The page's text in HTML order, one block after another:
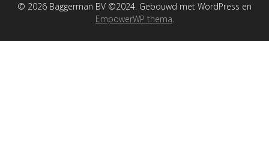
© 2026 Baggerman BV ©2024. Gebouwd met WordPress en
EmpowerWP thema.